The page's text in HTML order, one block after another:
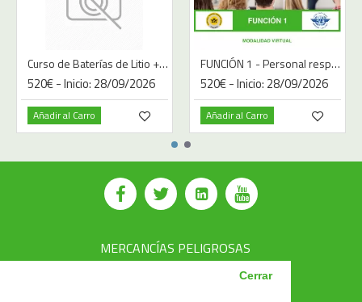
Cerrar
Curso de Baterías de Litio + Sodio UN3090 / UN3091 / UN3480 / UN3481 / UN3551 / UN3552
520€ - Inicio: 28/09/2026
Añadir al Carro
FUNCIÓN 1 - Personal responsable de preparar los envíos de mercancías peligrosas
520€ - Inicio: 28/09/2026
Añadir al Carro
MERCANCÍAS PELIGROSAS